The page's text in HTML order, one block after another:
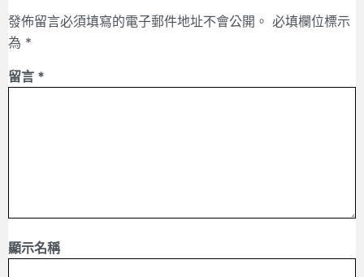
發佈留言必須填寫的電子郵件地址不會公開。 必填欄位標示
為 *
留言 *
顯示名稱